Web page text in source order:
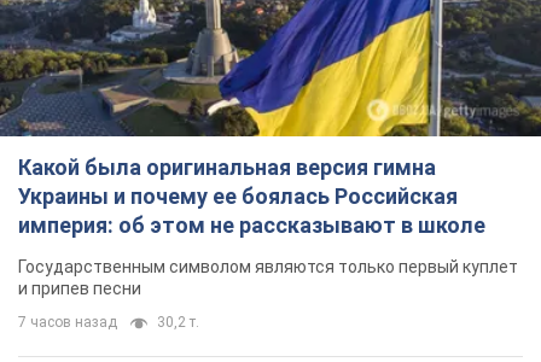
Государственным символом являются только первый куплет
и припев песни
7 часов назад 30,2 т.
Александру Пономареву – 53: что
известно о трех детях секс-
символа 90-х и как они выглядят
забывал о личном счастье